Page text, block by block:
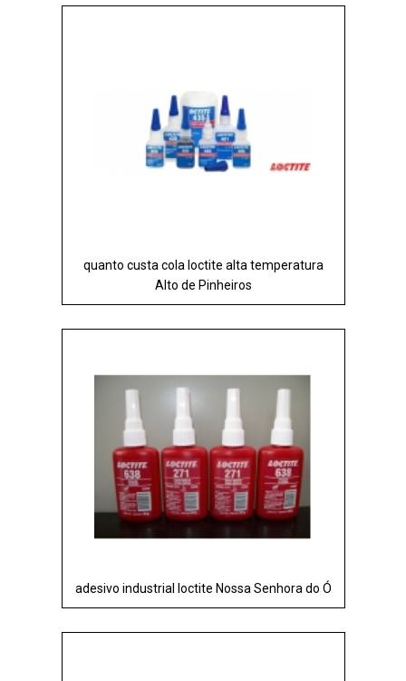
quanto custa cola loctite alta temperatura
Alto de Pinheiros
adesivo industrial loctite Nossa Senhora do Ó